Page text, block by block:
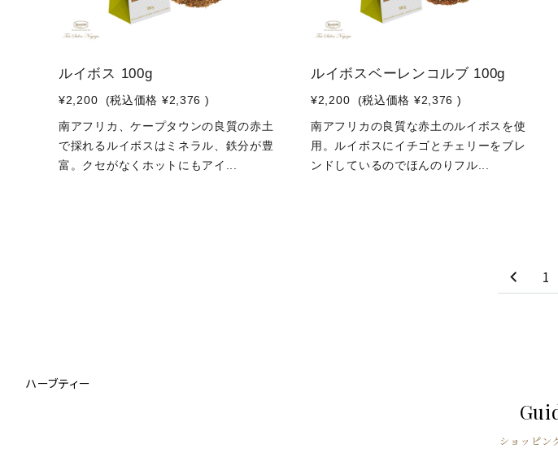
ルイボス 100g
¥2,200 (税込価格 ¥2,376 )
南アフリカ、ケープタウンの良質の赤土
で採れるルイボスはミネラル、鉄分が豊
富。クセがなくホットにもアイ...
ルイボスベーレンコルブ 100g
¥2,200 (税込価格 ¥2,376 )
南アフリカの良質な赤土のルイボスを使
用。ルイボスにイチゴとチェリーをブレ
ンドしているのでほんのりフル...
1
ハーブティー
ショッピン